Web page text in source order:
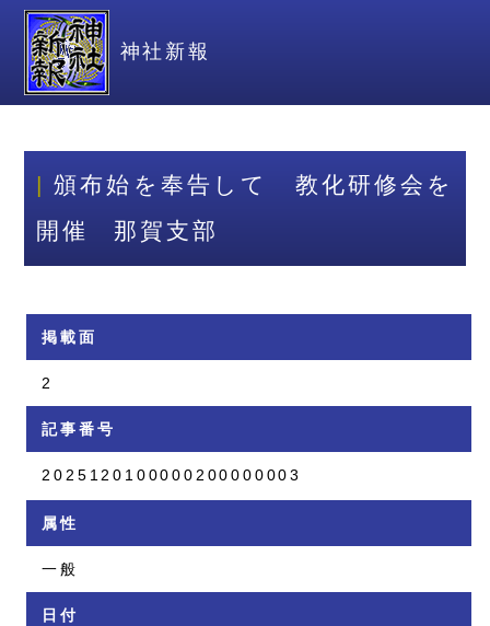
神社新報
頒布始を奉告して 教化研修会を
開催 那賀支部
掲載面
2
記事番号
2025120100000200000003
属性
一般
日付